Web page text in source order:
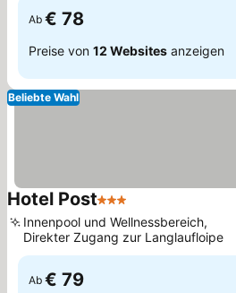
Ab € 78
Preise von 12 Websites anzeigen
Beliebte Wahl
Hotel Post3 Sterne
Innenpool und Wellnessbereich,
Direkter Zugang zur Langlaufloipe
Ab € 79